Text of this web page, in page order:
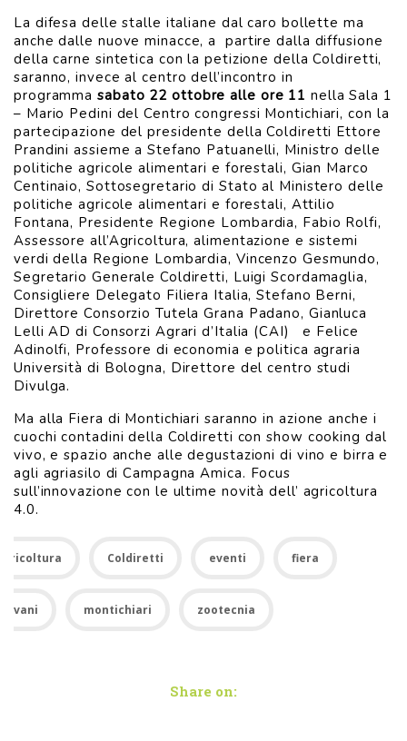
La difesa delle stalle italiane dal caro bollette ma
anche dalle nuove minacce, a partire dalla diffusione
della carne sintetica con la petizione della Coldiretti,
saranno, invece al centro dell’incontro in
programmasabato 22 ottobre alle ore 11 nella Sala 1
– Mario Pedini del Centro congressi Montichiari, con la
partecipazione del presidente della Coldiretti Ettore
Prandini assieme a Stefano Patuanelli, Ministro delle
politiche agricole alimentari e forestali, Gian Marco
Centinaio, Sottosegretario di Stato al Ministero delle
politiche agricole alimentari e forestali, Attilio
Fontana, Presidente Regione Lombardia, Fabio Rolfi,
Assessore all’Agricoltura, alimentazione e sistemi
verdi della Regione Lombardia, Vincenzo Gesmundo,
Segretario Generale Coldiretti, Luigi Scordamaglia,
Consigliere Delegato Filiera Italia, Stefano Berni,
Direttore Consorzio Tutela Grana Padano, Gianluca
Lelli AD di Consorzi Agrari d’Italia (CAI) e Felice
Adinolfi, Professore di economia e politica agraria
Università di Bologna, Direttore del centro studi
Divulga.
Ma alla Fiera di Montichiari saranno in azione anche i
cuochi contadini della Coldiretti con show cooking dal
vivo, e spazio anche alle degustazioni di vino e birra e
agli agriasilo di Campagna Amica. Focus
sull’innovazione con le ultime novità dell’ agricoltura
4.0.
Coldiretti eventi fiera
montichiari zootecnia
Share on: